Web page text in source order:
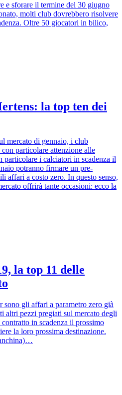
e sforare il termine del 30 giugno
molti club dovrebbero risolvere
Oltre 50 giocatori in bilico,
la top ten dei
mercato di gennaio, i club
particolare attenzione alle
i calciatori in scadenza il
potranno firmare un pre-
affari a costo zero. In questo senso,
offrirà tante occasioni: ecco la
la top 11 delle
sono gli affari a parametro zero già
altri pezzi pregiati sul mercato degli
in scadenza il prossimo
la loro prossima destinazione.